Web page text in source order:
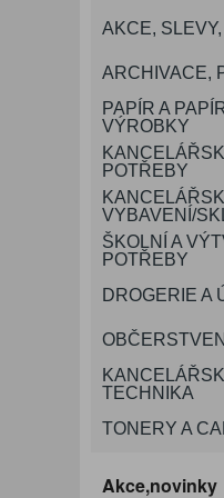
A
AKCE,
ARCHIVACE,
PAPÍR A
VÝROBKY
POTŘEBY
VYBAVENÍ/
ŠKOLNÍ A
POTŘEBY
DROGERIE A
TECHNIKA
TONERY A
Akce,novinky